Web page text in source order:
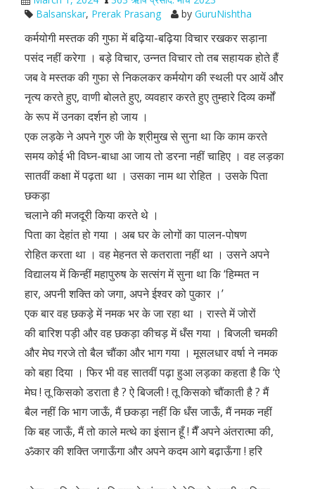
Balsanskar, Prerak Prasang by GuruNishtha
कर्मयोगी मस्तक की गुफा में बढ़िया-बढ़िया विचार रखकर सड़ाना
पसंद नहीं करेगा । बड़े विचार, उन्नत विचार तो तब सहायक होते हैं
जब वे मस्तक की गुफा से निकलकर कर्मयोग की स्थली पर आयें और
नृत्य करते हुए, वाणी बोलते हुए, व्यवहार करते हुए तुम्हारे दिव्य कर्मों
के रूप में उनका दर्शन हो जाय ।
एक लड़के ने अपने गुरु जी के श्रीमुख से सुना था कि काम करते
समय कोई भी विघ्न-बाधा आ जाय तो डरना नहीं चाहिए । वह लड़का
सातवीं कक्षा में पढ़ता था । उसका नाम था रोहित । उसके पिता
छकड़ा
चलाने की मजदूरी किया करते थे ।
पिता का देहांत हो गया । अब घर के लोगों का पालन-पोषण
रोहित करता था । वह मेहनत से कतराता नहीं था । उसने अपने
विद्यालय में किन्हीं महापुरुष के सत्संग में सुना था कि ‘हिम्मत न
हार, अपनी शक्ति को जगा, अपने ईश्वर को पुकार ।’
एक बार वह छकड़े में नमक भर के जा रहा था । रास्ते में जोरों
की बारिश पड़ी और वह छकड़ा कीचड़ में धँस गया । बिजली चमकी
और मेघ गरजे तो बैल चौंका और भाग गया । मूसलधार वर्षा ने नमक
को बहा दिया । फिर भी वह सातवीं पढ़ा हुआ लड़का कहता है कि ‘ऐ
मेघ ! तू किसको डराता है ? ऐ बिजली ! तू किसको चौंकाती है ? मैं
बैल नहीं कि भाग जाऊँ, मैं छकड़ा नहीं कि धँस जाऊँ, मैं नमक नहीं
कि बह जाऊँ, मैं तो काले मत्थे का इंसान हूँ ! मैँ अपने अंतरात्मा की,
ॐकार की शक्ति जगाऊँगा और अपने कदम आगे बढ़ाऊँगा ! हरि